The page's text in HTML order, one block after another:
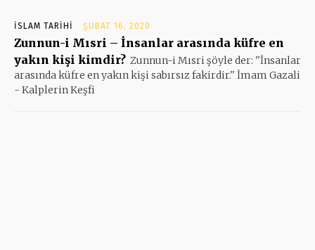
İSLAM TARIHI ŞUBAT 16, 2020
Zunnun-i Mısri – İnsanlar arasında küfre en
yakın kişi kimdir? Zunnun-i Mısri şöyle der: ''İnsanlar
arasında küfre en yakın kişi sabırsız fakirdir.'' İmam Gazali
- Kalplerin Keşfi